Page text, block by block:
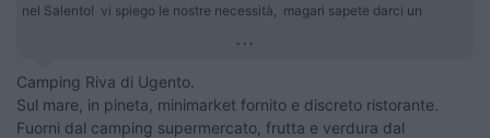
nel Salento! vi spiego le nostre necessità, magari sapete darci un
...
Camping Riva di Ugento.
Sul mare, in pineta, minimarket fornito e discreto ristorante.
Fuorni dal camping supermercato, frutta e verdura dal